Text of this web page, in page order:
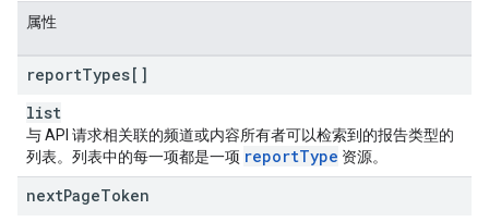
属性
reportTypes[]
list
与 API 请求相关联的频道或内容所有者可以检索到的报告类型的
列表。列表中的每一项都是一项 reportType 资源。
nextPageToken